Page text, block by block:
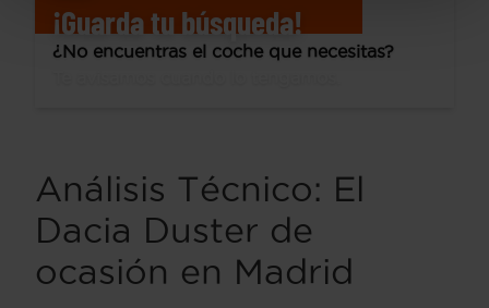
¡Guarda tu búsqueda!
¿No encuentras el coche que necesitas?
Análisis Técnico: El
Dacia Duster de
ocasión en Madrid